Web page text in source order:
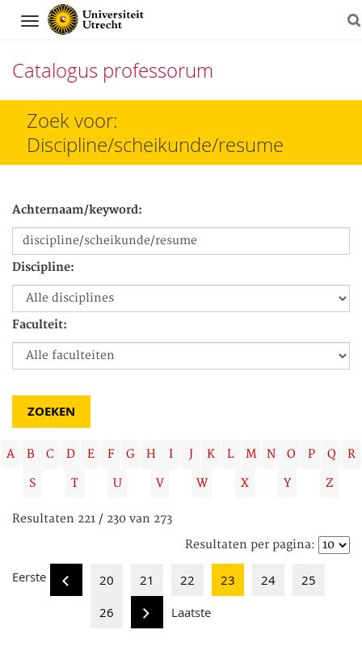
Navigation
Catalogus professorum
Direct
het
Zoek voor:
Discipline/scheikunde/resume
Achternaam/keyword:
Discipline:
Faculteit:
A B C D E F G H I J K L M N O P Q
R
S
T U V W X Y Z
Resultaten 221 / 230 van 273
Resultaten per pagina:
Eerste 20 21 22 23 24
25
26
Laatste